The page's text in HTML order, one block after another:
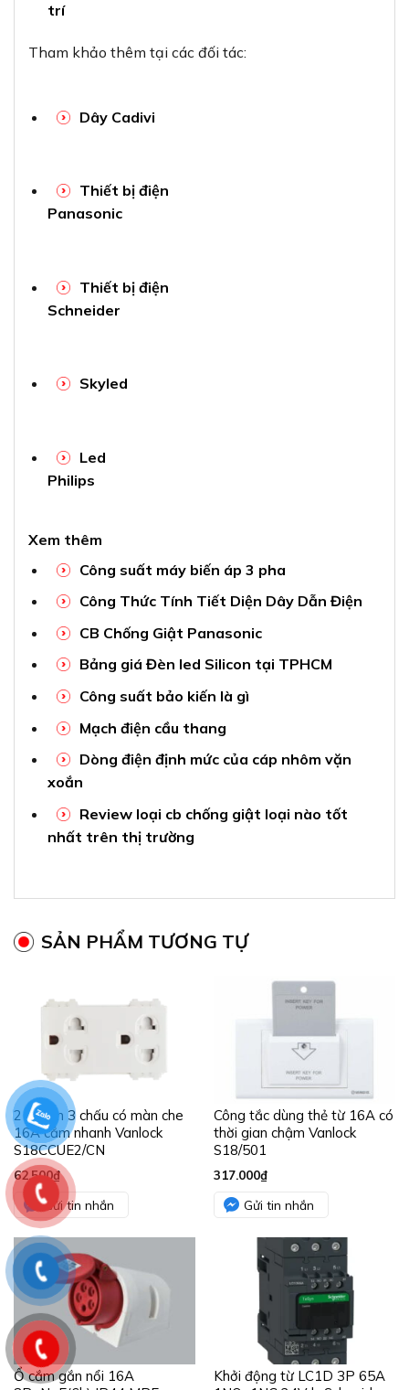
trí
Tham khảo thêm tại các đối tác:
Dây Cadivi
Thiết bị điện
Panasonic
Thiết bị điện
Schneider
Skyled
Led
Philips
Xem thêm
Công suất máy biến áp 3 pha
Công Thức Tính Tiết Diện Dây Dẫn Điện
CB Chống Giật Panasonic
Bảng giá Đèn led Silicon tại TPHCM
Công suất bảo kiến là gì
Mạch điện cầu thang
Dòng điện định mức của cáp nhôm vặn
xoắn
Review loại cb chống giật loại nào tốt
nhất trên thị trường
SẢN PHẨM TƯƠNG TỰ
2 ổ cắm 3 chấu có màn che
16A cắm nhanh Vanlock
S18CCUE2/CN
62.500₫
Gửi tin nhắn
Công tắc dùng thẻ từ 16A có
thời gian chậm Vanlock
S18/501
317.000₫
Gửi tin nhắn
Ổ cắm gắn nổi 16A
Khởi động từ LC1D 3P 65A